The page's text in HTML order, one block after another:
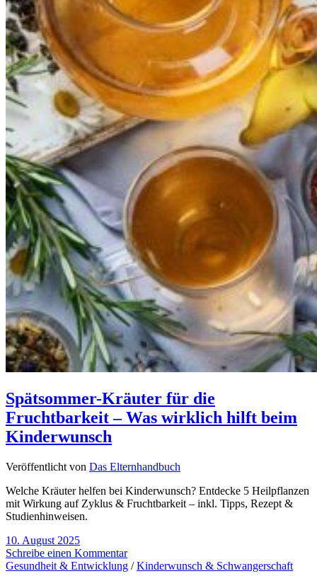
Spätsommer-Kräuter für die
Fruchtbarkeit – Was wirklich hilft beim
Kinderwunsch
Veröffentlicht von Das Elternhandbuch
Welche Kräuter helfen bei Kinderwunsch? Entdecke 5 Heilpflanzen
mit Wirkung auf Zyklus & Fruchtbarkeit – inkl. Tipps, Rezept &
Studienhinweisen.
10. August 2025
Schreibe einen Kommentar
Gesundheit & Entwicklung /Kinderwunsch & Schwangerschaft